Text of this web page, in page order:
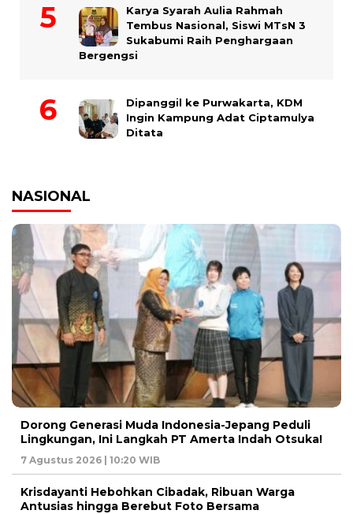
Karya Syarah Aulia Rahmah
Tembus Nasional, Siswi MTsN 3
Sukabumi Raih Penghargaan
Bergengsi
Dipanggil ke Purwakarta, KDM
Ingin Kampung Adat Ciptamulya
Ditata
NASIONAL
Dorong Generasi Muda Indonesia-Jepang Peduli
Lingkungan, Ini Langkah PT Amerta Indah Otsuka!
7 Agustus 2026 | 10:20 WIB
Krisdayanti Hebohkan Cibadak, Ribuan Warga
Antusias hingga Berebut Foto Bersama